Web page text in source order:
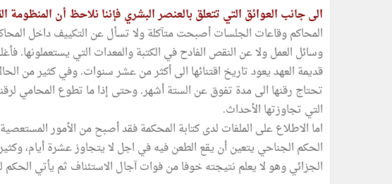
الى جانب العوائق التي تتعلق بالعنصر البشري فإننا نلاحظ أن المنظومة
المحاكم وقاعات الجلسات أصبحت متآكلة ولا تسأل عن التكييف داخل
وسائل العمل ولا عن النقص الفادح في الكتبة والمعدات التي يستعملونها.
قديمة العهد يعود تاريخ اقتنائها الى أكثر من عشر سنوات. وفي كثير من
تحتاج رقنها الى مدة تفوق عن الستة أشهر. وحتى إذا ما تطوع المحامي
التي تجاوزتها الأحداث.
اما الاطلاع على الملفات لدى كتابة المحكمة فقد أصبح من الأمور
الحكم الجناحي يتعين أن يقع الطعن فيه في اجل لا يتجاوز عشرة أيام،
الجزائي وهو لا يعلم نتيجته خوفا من فوات آجال الاستئناف ثم يأتي